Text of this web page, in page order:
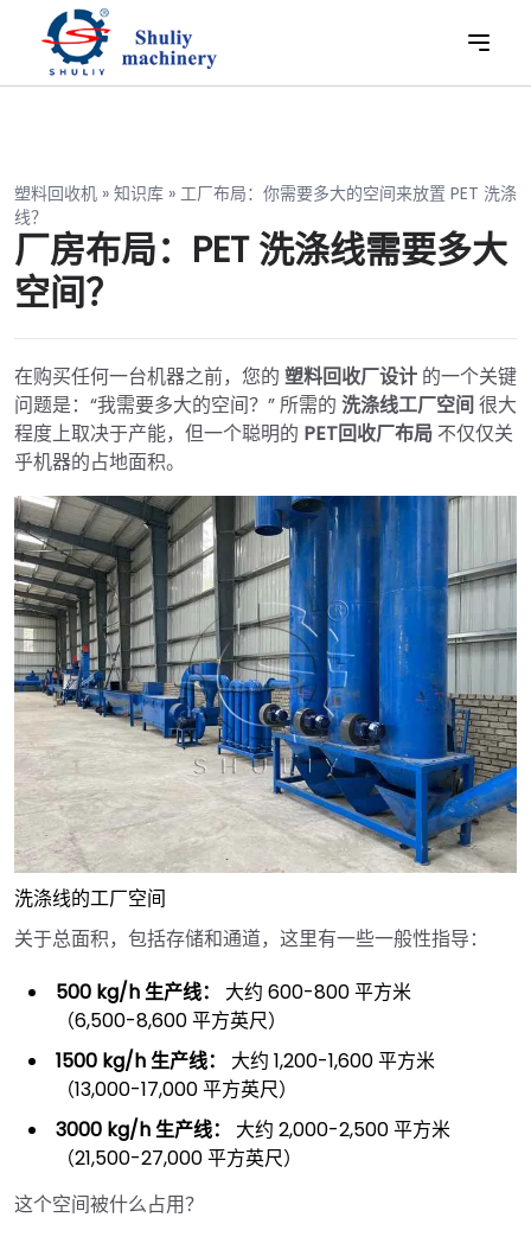
塑料回收机 » 知识库 » 工厂布局：你需要多大的空间来放置 PET 洗涤
线？
厂房布局：PET 洗涤线需要多大
空间？
在购买任何一台机器之前，您的 塑料回收厂设计 的一个关键
问题是：“我需要多大的空间？” 所需的 洗涤线工厂空间 很大
程度上取决于产能，但一个聪明的 PET回收厂布局 不仅仅关
乎机器的占地面积。
洗涤线的工厂空间
关于总面积，包括存储和通道，这里有一些一般性指导：
500 kg/h 生产线：
大约 600-800 平方米
（6,500-8,600 平方英尺）
1500 kg/h 生产线：
大约 1,200-1,600 平方米
（13,000-17,000 平方英尺）
3000 kg/h 生产线：
大约 2,000-2,500 平方米
（21,500-27,000 平方英尺）
这个空间被什么占用？